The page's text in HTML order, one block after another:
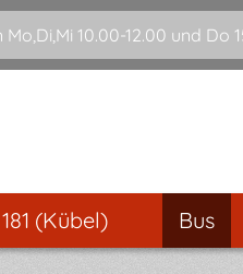
10.00-12.00 und Do
(Kübel) Bus